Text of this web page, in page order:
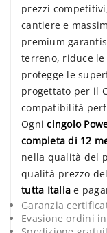
prezzi
cantiere e
premium
terreno, riduce
protegge le
progettato per il
compatibilità
Ognicingolo
completa di 12
nella qualità del
qualità-prezzo
tutta Italia e
Garanzia
Evasione ordini